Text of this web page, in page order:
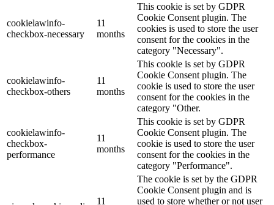
cookielawinfo-
checkbox-necessary
11
months
This cookie is set by GDPR
Cookie Consent plugin. The
cookies is used to store the user
consent for the cookies in the
category "Necessary".
cookielawinfo-
checkbox-others
11
months
This cookie is set by GDPR
Cookie Consent plugin. The
cookie is used to store the user
consent for the cookies in the
category "Other.
cookielawinfo-
checkbox-
performance
11
months
This cookie is set by GDPR
Cookie Consent plugin. The
cookie is used to store the user
consent for the cookies in the
category "Performance".
11
The cookie is set by the GDPR
Cookie Consent plugin and is
used to store whether or not user